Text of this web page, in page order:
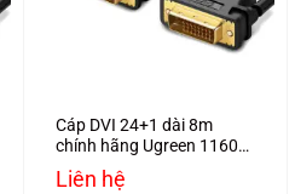
Cáp DVI 24+1 dài 8m
chính hãng Ugreen 11605
hỗ trợ Full HD1080P
Liên hệ